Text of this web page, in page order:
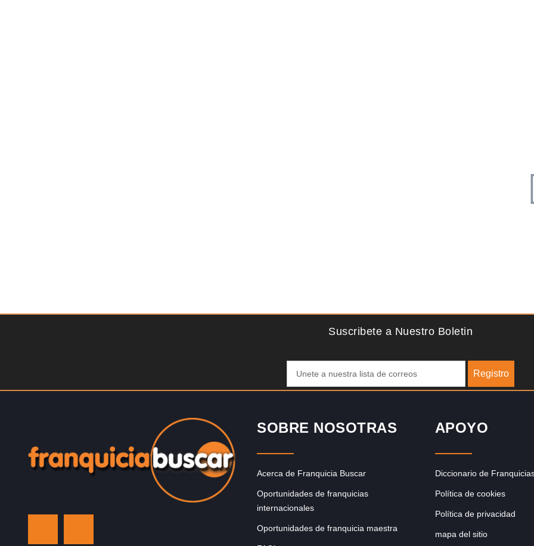
efectivo…
esterlinas, la…
Suscribete a Nuestro Boletin
Registro
SOBRE NOSOTRAS
Acerca de Franquicia Buscar
Oportunidades de franquicias
internacionales
Oportunidades de franquicia maestra
APOYO
Diccionario de
Política de cookies
Política de privacidad
mapa del sitio